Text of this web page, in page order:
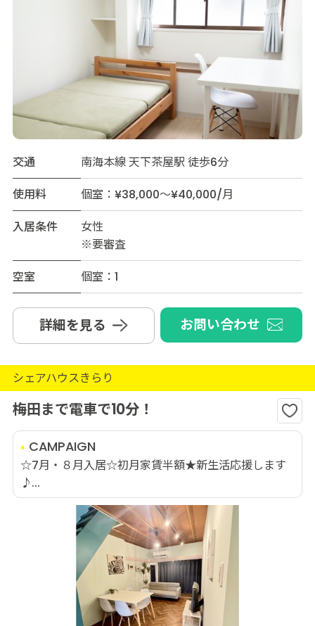
交通
南海本線 天下茶屋駅 徒歩6分
使用料
個室：¥38,000～¥40,000/月
入居条件
女性
※要審査
空室
個室：1
詳細を見る お問い合わせ
シェアハウスきらり
梅田まで電車で10分！
CAMPAIGN
☆7月・８月入居☆初月家賃半額★新生活応援します
♪...